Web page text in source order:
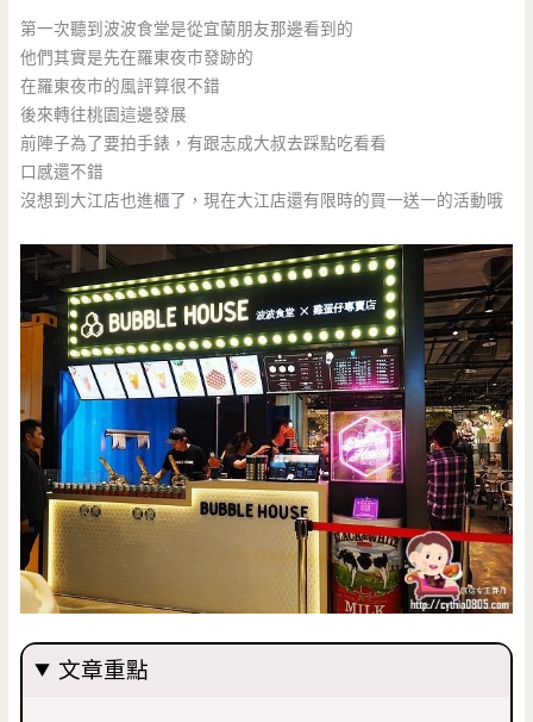
第一次聽到波波食堂是從宜蘭朋友那邊看到的
他們其實是先在羅東夜市發跡的
在羅東夜市的風評算很不錯
後來轉往桃園這邊發展
前陣子為了要拍手錶，有跟志成大叔去踩點吃看看
口感還不錯
沒想到大江店也進櫃了，現在大江店還有限時的買一送一的活動哦
文章重點